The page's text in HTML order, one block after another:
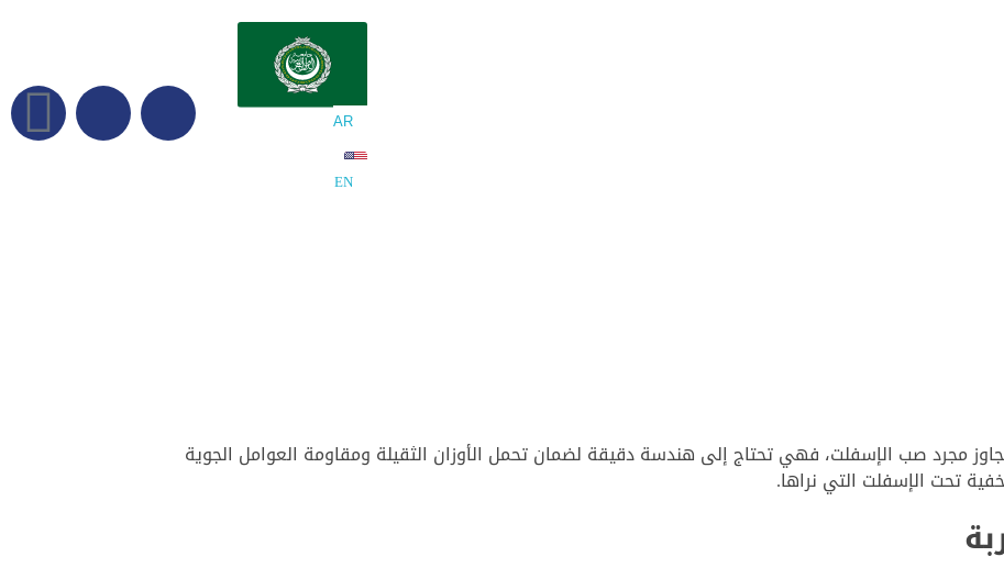
AR
EN
مجرد صب الإسفلت، فهي تحتاج إلى هندسة دقيقة لضمان تحمل الأوزان الثقيلة ومقاومة العوامل الجوية
تحت الإسفلت التي نراها.